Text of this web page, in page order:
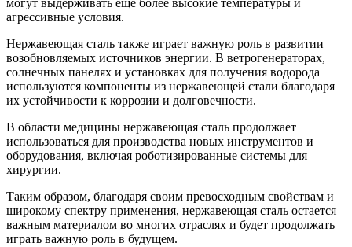
могут выдерживать еще более высокие температуры и
агрессивные условия.
Нержавеющая сталь также играет важную роль в развитии
возобновляемых источников энергии. В ветрогенераторах,
солнечных панелях и установках для получения водорода
используются компоненты из нержавеющей стали благодаря
их устойчивости к коррозии и долговечности.
В области медицины нержавеющая сталь продолжает
использоваться для производства новых инструментов и
оборудования, включая роботизированные системы для
хирургии.
Таким образом, благодаря своим превосходным свойствам и
широкому спектру применения, нержавеющая сталь остается
важным материалом во многих отраслях и будет продолжать
играть важную роль в будущем.